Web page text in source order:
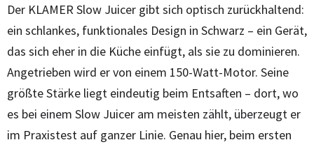
Der KLAMER Slow Juicer gibt sich optisch zurückhaltend:
ein schlankes, funktionales Design in Schwarz – ein Gerät,
das sich eher in die Küche einfügt, als sie zu dominieren.
Angetrieben wird er von einem 150-Watt-Motor. Seine
größte Stärke liegt eindeutig beim Entsaften – dort, wo
es bei einem Slow Juicer am meisten zählt, überzeugt er
im Praxistest auf ganzer Linie. Genau hier, beim ersten